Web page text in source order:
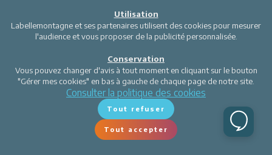
Utilisation
Labellemontagne et ses partenaires utilisent des cookies pour mesurer
l'audience et vous proposer de la publicité personnalisée.
Conservation
Vous pouvez changer d'avis à tout moment en cliquant sur le bouton
"Gérer mes cookies" en bas à gauche de chaque page de notre site.
Consulter la politique des cookies
Tout refuser
Tout accepter